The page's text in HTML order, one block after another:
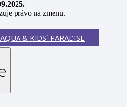
právo na zmenu.
& KIDS´ PARADISE